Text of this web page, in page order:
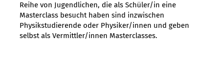
Reihe von Jugendlichen, die als Schüler/in eine
Masterclass besucht haben sind inzwischen
Physikstudierende oder Physiker/innen und geben
selbst als Vermittler/innen Masterclasses.